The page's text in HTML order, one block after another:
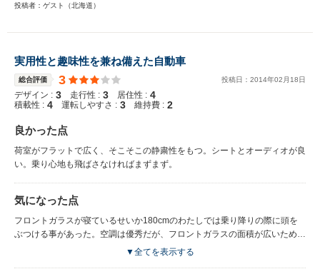
投稿者：ゲスト（北海道）
実用性と趣味性を兼ね備えた自動車
総合評価 3 投稿日： 2014年02 月 18日
デザイン : 3 走行性 : 3 居住性 : 4
積載性 : 4 運転しやすさ : 3 維持費 : 2
良かった点
荷室がフラットで広く、そこそこの静粛性をもつ。シートとオーディオが良
い。乗り心地も飛ばさなければまずまず。
気になった点
フロントガラスが寝ているせいか180cmのわたしでは乗り降りの際に頭を
ぶつける事があった。空調は優秀だが、フロントガラスの面積が広いため夏
は以外に胸から上が暑い。国産車のように乗りっぱなしとはいかず、メンテ
▼全てを表示する